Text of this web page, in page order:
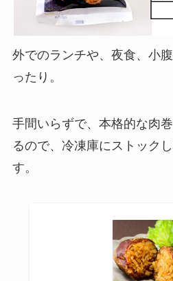
外でのランチや、夜食、小
ったり。
手間いらずで、本格的な肉
るので、冷凍庫にストック
す。